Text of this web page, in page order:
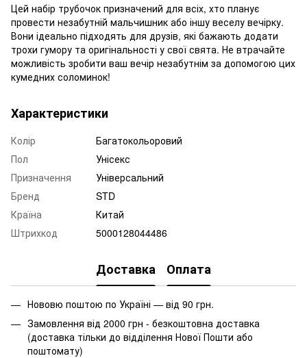
Цей набір трубочок призначений для всіх, хто планує
провести незабутній мальчишник або іншу веселу вечірку.
Вони ідеально підходять для друзів, які бажають додати
трохи гумору та оригінальності у свої свята. Не втрачайте
можливість зробити ваш вечір незабутнім за допомогою цих
кумедних соломинок!
Характеристики
Колір
Багатокольоровий
Пол
Унісекс
Призначення
Універсальний
Бренд
STD
Країна
Китай
Штрихкод
5000128044486
Доставка Оплата
Нововю поштою по Україні — від 90 грн.
Замовлення від 2000 грн - безкоштовна доставка
(доставка тільки до відділення Нової Пошти або
поштомату)